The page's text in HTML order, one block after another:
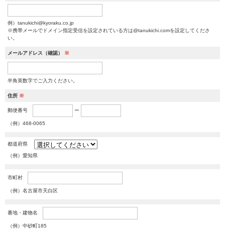
例）tanukichi@kyoraku.co.jp
※携帯メールでドメイン指定受信を設定されている方は@tanukichi.comを設定してくださ
い。
メールアドレス（確認） ※
半角英数字でご入力ください。
住所 ※
郵便番号 ー
（例）468-0065
都道府県
（例）愛知県
市町村
（例）名古屋市天白区
番地・建物名
（例）中砂町185